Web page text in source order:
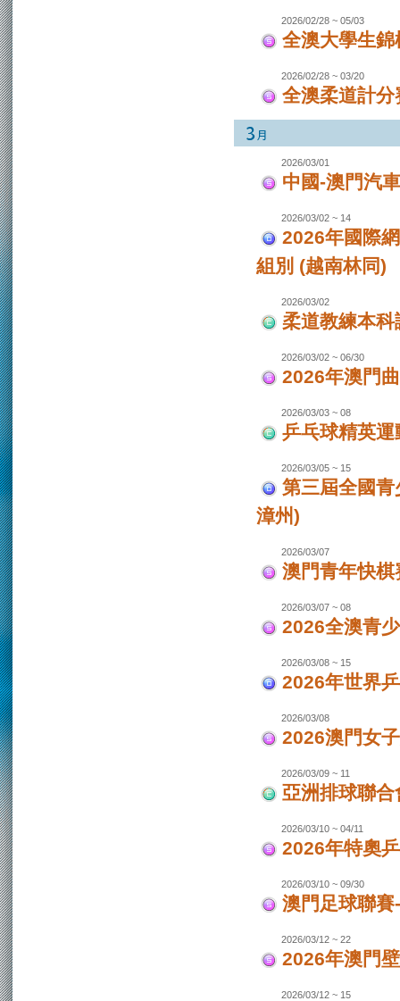
2026/02/28 ~ 05/03
全澳大學生
2026/02/28 ~ 03/20
全澳柔道計分
2026/03/01
中國-澳門汽
2026/03/02 ~ 14
2026年國際
組別 (越南林同)
2026/03/02
柔道教練本科
2026/03/02 ~ 06/30
2026年澳門
2026/03/03 ~ 08
乒乓球精英
2026/03/05 ~ 15
第三屆全國
漳州)
2026/03/07
澳門青年快棋
2026/03/07 ~ 08
2026全澳青
2026/03/08 ~ 15
2026年世界
2026/03/08
2026澳門女
2026/03/09 ~ 11
亞洲排球聯
2026/03/10 ~ 04/11
2026年特奧
2026/03/10 ~ 09/30
澳門足球聯
2026/03/12 ~ 22
2026年澳門
2026/03/12 ~ 15